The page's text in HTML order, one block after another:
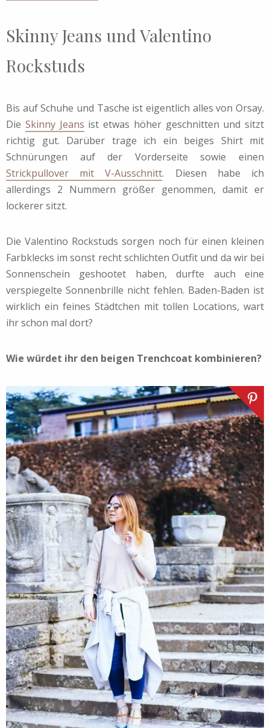
Skinny Jeans und Valentino
Rockstuds
Bis auf Schuhe und Tasche ist eigentlich alles von Orsay.
Die Skinny Jeans ist etwas höher geschnitten und sitzt
richtig gut. Darüber trage ich ein beiges Shirt mit
Schnürungen auf der Vorderseite sowie einen
Strickpullover mit V-Ausschnitt. Diesen habe ich
allerdings 2 Nummern größer genommen, damit er
lockerer sitzt.
Die Valentino Rockstuds sorgen noch für einen kleinen
Farbklecks im sonst recht schlichten Outfit und da wir bei
Sonnenschein geshootet haben, durfte auch eine
verspiegelte Sonnenbrille nicht fehlen. Baden-Baden ist
wirklich ein feines Städtchen mit tollen Locations, wart
ihr schon mal dort?
Wie würdet ihr den beigen Trenchcoat kombinieren?